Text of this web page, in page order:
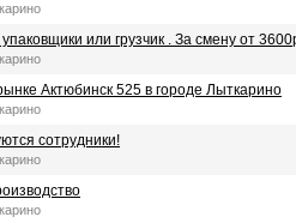
или грузчик . За смену от
Актюбинск 525 в городе Лыткарино
сотрудники!